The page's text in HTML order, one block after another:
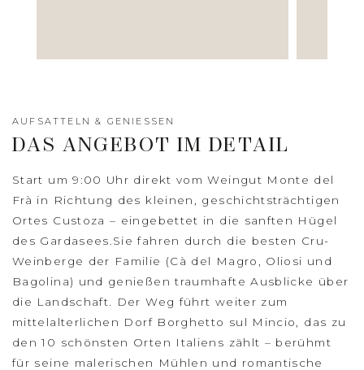
AUFSATTELN & GENIESSEN
DAS ANGEBOT IM DETAIL
Start um 9:00 Uhr direkt vom Weingut Monte del
Frà in Richtung des kleinen, geschichtsträchtigen
Ortes Custoza – eingebettet in die sanften Hügel
des Gardasees.Sie fahren durch die besten Cru-
Weinberge der Familie (Cà del Magro, Oliosi und
Bagolina) und genießen traumhafte Ausblicke über
die Landschaft. Der Weg führt weiter zum
mittelalterlichen Dorf Borghetto sul Mincio, das zu
den 10 schönsten Orten Italiens zählt – berühmt
für seine malerischen Mühlen und romantische